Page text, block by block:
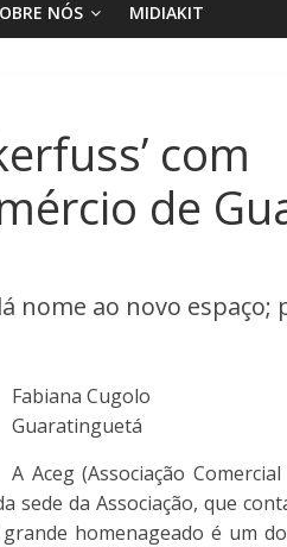
NÓS MIDIAKIT
com
de
nome ao novo espaço;
Fabiana Cugolo
Guaratinguetá
A Aceg (Associação
sede da Associação, que
homenageado é um